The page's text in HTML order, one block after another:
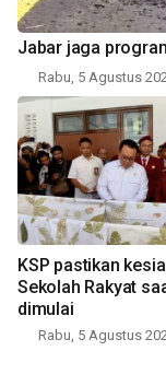
Jabar jaga
Rabu, 5 Agustus
KSP pastikan
Sekolah Rakyat
dimulai
Rabu, 5 Agustus